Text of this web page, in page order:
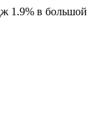
1.9% в большой